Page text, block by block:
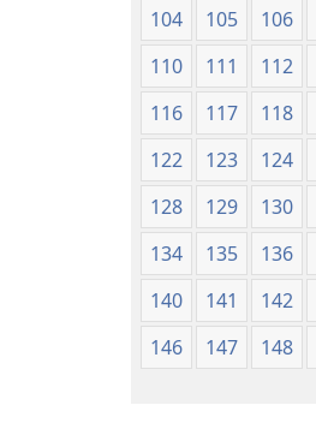
104 105 106
110
111 112
116
117 118
122
123 124
128
129 130
134
135 136
140
141 142
146
147 148